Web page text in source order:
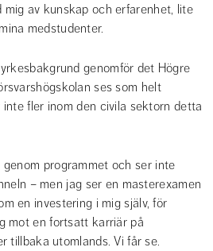
av kunskap och erfarenhet, lite
medstudenter.
genomför det Högre
ses som helt
fler inom den civila sektorn detta
programmet och ser inte
– men jag ser en masterexamen
en investering i mig själv, för
mot en fortsatt karriär på
tillbaka utomlands. Vi får se.